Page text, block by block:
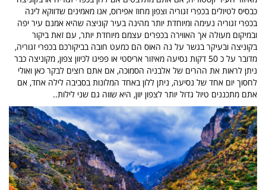
כבסיס לטיולים בכפרי זגוריה וצפון מחוז אפירוס, אנו מאמינים שדווקא לינה
בכפרי זגוריה נעימה ומיוחדת יותר מהינה בעיר קוניצה שהיא אמנם עיר יפה
ובמיקום מעולה אך האווירה בכפרים עצמם מיוחדת יותר, עם זאת ביקור
בקוניצה ובעיקר בגשר על נה האוס הם כמעט חובה בביקורכם בכפרי זגוריה,
מדובר על כ 50 דקות נסיעה מאיזור אריסטי או פפיגו לכיוון צפון, מקוניצה כבר
ניתן לראות את ההרים של אלבניה הסמוכה, אם אתם רוצים לבקר כאן ואולי
לחסוך יום אחד של נסיעה, ניתן ללון באחד המלונות בסביבה לילה אחד, אם
אתם מתכננים טיול גדול יותר לצפון יוון, היא שווה גם שני לילות..